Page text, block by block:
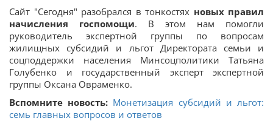
Сайт "Сегодня" разобрался в тонкостях новых правил
начисления госпомощи. В этом нам помогли
руководитель экспертной группы по вопросам
жилищных субсидий и льгот Директората семьи и
соцподдержки населения Минсоцполитики Татьяна
Голубенко и государственный эксперт экспертной
группы Оксана Овраменко.
Вспомните новость: Монетизация субсидий и льгот:
семь главных вопросов и ответов